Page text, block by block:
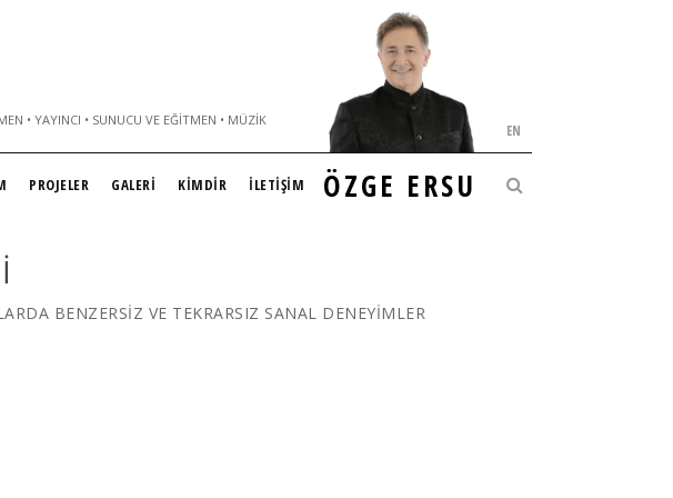
• YAYINCI • SUNUCU VE EĞITMEN • MÜZIK
ÖZGE ERSU
EN
PROJELER GALERİ KİMDİR İLETİŞİM
BENZERSİZ VE TEKRARSIZ SANAL DENEYİMLER